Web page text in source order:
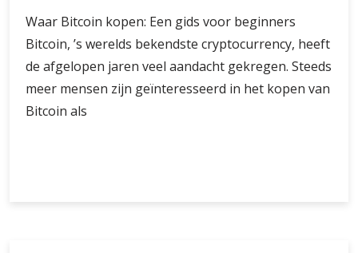
Waar Bitcoin kopen: Een gids voor beginners
Bitcoin, ’s werelds bekendste cryptocurrency, heeft
de afgelopen jaren veel aandacht gekregen. Steeds
meer mensen zijn geïnteresseerd in het kopen van
Bitcoin als